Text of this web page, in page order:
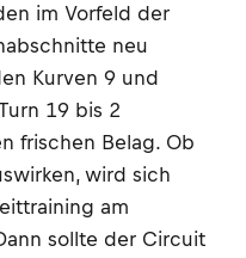
im Vorfeld der
neu
Kurven 9 und
19 bis 2
frischen Belag. Ob
wird sich
am
sollte der Circuit